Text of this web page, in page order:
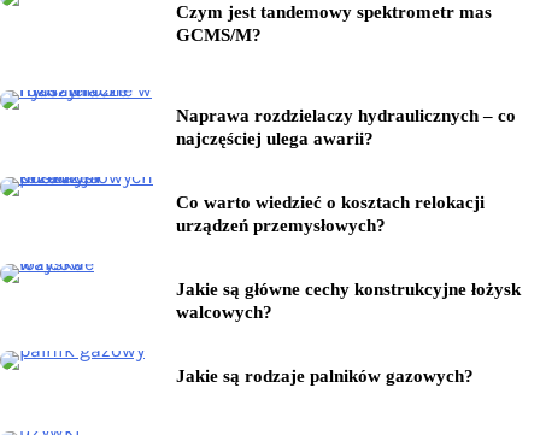
Czym jest tandemowy spektrometr mas
GCMS/M?
Naprawa rozdzielaczy hydraulicznych – co
najczęściej ulega awarii?
Co warto wiedzieć o kosztach relokacji
urządzeń przemysłowych?
Jakie są główne cechy konstrukcyjne łożysk
walcowych?
Jakie są rodzaje palników gazowych?